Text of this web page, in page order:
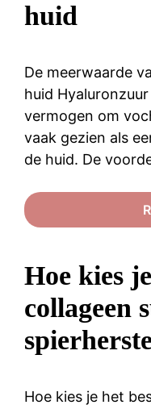
huid
De meerwaarde
huid
vermogen om
vaak gezien als
de huid. De
Hoe kies
collageen
Hoe kies je het